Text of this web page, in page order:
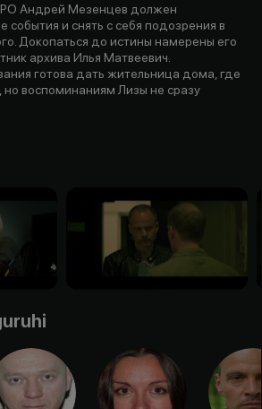
Андрей Мезенцев должен
события и снять с себя подозрения в
Докопаться до истины намерены его
архива Илья Матвеевич.
готова дать жительница дома, где
но воспоминаниям Лизы не сразу